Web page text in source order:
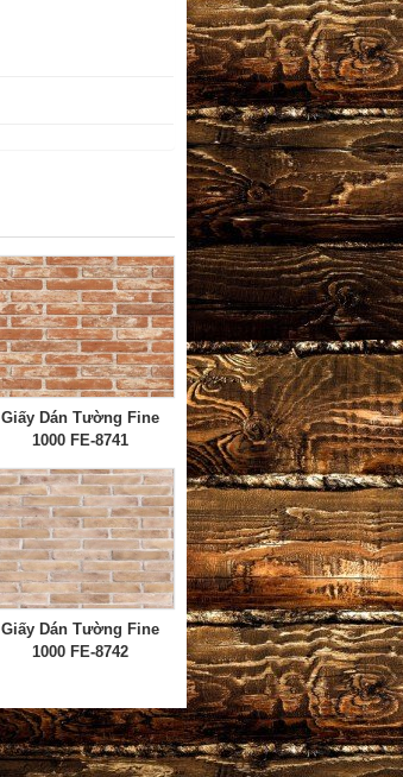
Giấy Dán Tường Fine
1000 FE-8741
Giấy Dán Tường Fine
1000 FE-8742